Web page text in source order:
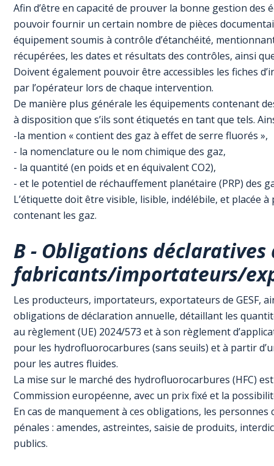
Afin d’être en capacité de prouver la bonne gestion des
pouvoir fournir un certain nombre de pièces
équipement soumis à contrôle d’étanchéité,
récupérées, les dates et résultats des contrôles, ainsi
Doivent également pouvoir être accessibles les fiches
par l’opérateur lors de chaque intervention.
De manière plus générale les équipements contenant
à disposition que s’ils sont étiquetés en tant que tels.
-la mention « contient des gaz à effet de serre fluorés »,
- la nomenclature ou le nom chimique des gaz,
- la quantité (en poids et en équivalent CO2),
- et le potentiel de réchauffement planétaire (PRP) des
L’étiquette doit être visible, lisible, indélébile, et placée
contenant les gaz.
B - Obligations déclaratives
fabricants/importateurs/
Les producteurs, importateurs, exportateurs de GESF,
obligations de déclaration annuelle, détaillant les
au règlement (UE) 2024/573 et à son règlement
pour les hydrofluorocarbures (sans seuils) et à partir
pour les autres fluides.
La mise sur le marché des hydrofluorocarbures (HFC)
Commission européenne, avec un prix fixé et la
En cas de manquement à ces obligations, les
pénales : amendes, astreintes, saisie de produits,
publics.